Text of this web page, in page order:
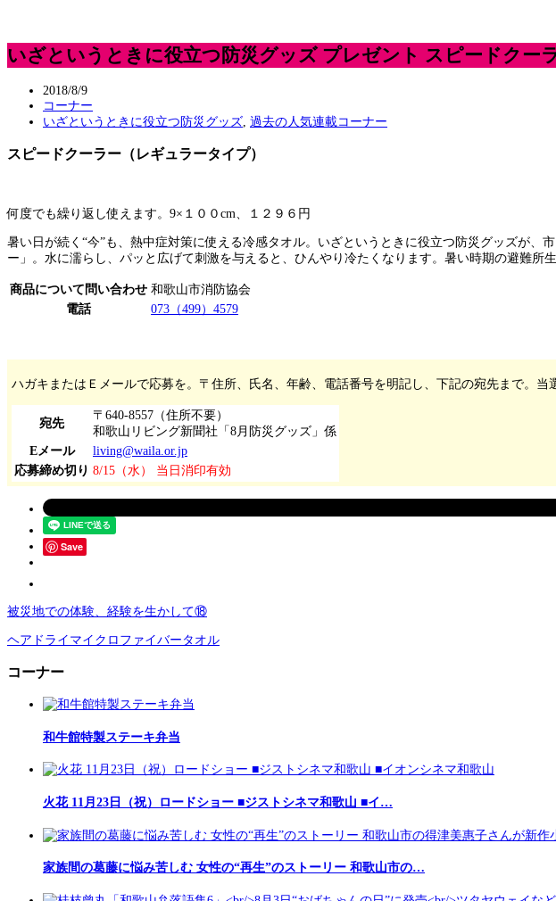
いざというときに役立つ防災グッズ プレゼント スピードクー
2018/8/9
コーナー
いざというときに役立つ防災グッズ 過去の人気連載コーナー
スピードクーラー（レギュラータイプ）
何度でも繰り返し使えます。9×１００cm、１２９６円
暑い日が続く“今”も、熱中症対策に使える冷感タオル。いざというときに役立つ防災グッズが
ー」。水に濡らし、パッと広げて刺激を与えると、ひんやり冷たくなります。暑い時期の避難所
商品について問い合わせ 和歌山市消防協会
電話
073（499）4579
ハガキまたはＥメールで応募を。〒住所、氏名、年齢、電話番号を明記し、下記の宛先まで。
宛先
〒640-8557（住所不要）
和歌山リビング新聞社「8月防災グッズ」係
Eメール
living@waila.or.jp
応募締め切り 8/15（水） 当日消印有効
Save
被災地での体験、経験を生かして⑱
ヘアドライマイクロファイバータオル
コーナー
和牛館特製ステーキ弁当
火花 11月23日（祝）ロードショー ■ジストシネマ和歌山 ■イ…
家族間の葛藤に悩み苦しむ 女性の“再生”のストーリー 和歌山市の…